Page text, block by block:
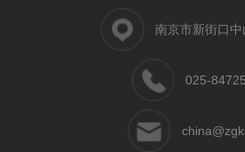
南京市新街口
025-